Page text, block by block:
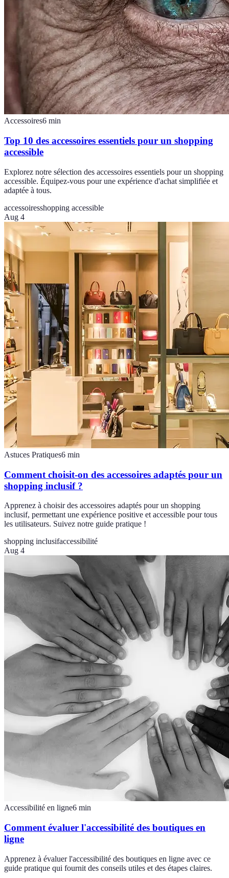
Accessoires6 min
Top 10 des accessoires essentiels pour un shopping
accessible
Explorez notre sélection des accessoires essentiels pour un shopping
accessible. Équipez-vous pour une expérience d'achat simplifiée et
adaptée à tous.
accessoiresshopping accessible
Aug 4
Astuces Pratiques6 min
Comment choisit-on des accessoires adaptés pour un
shopping inclusif ?
Apprenez à choisir des accessoires adaptés pour un shopping
inclusif, permettant une expérience positive et accessible pour tous
les utilisateurs. Suivez notre guide pratique !
shopping inclusifaccessibilité
Aug 4
Accessibilité en ligne6 min
Comment évaluer l'accessibilité des boutiques en
ligne
Apprenez à évaluer l'accessibilité des boutiques en ligne avec ce
guide pratique qui fournit des conseils utiles et des étapes claires.